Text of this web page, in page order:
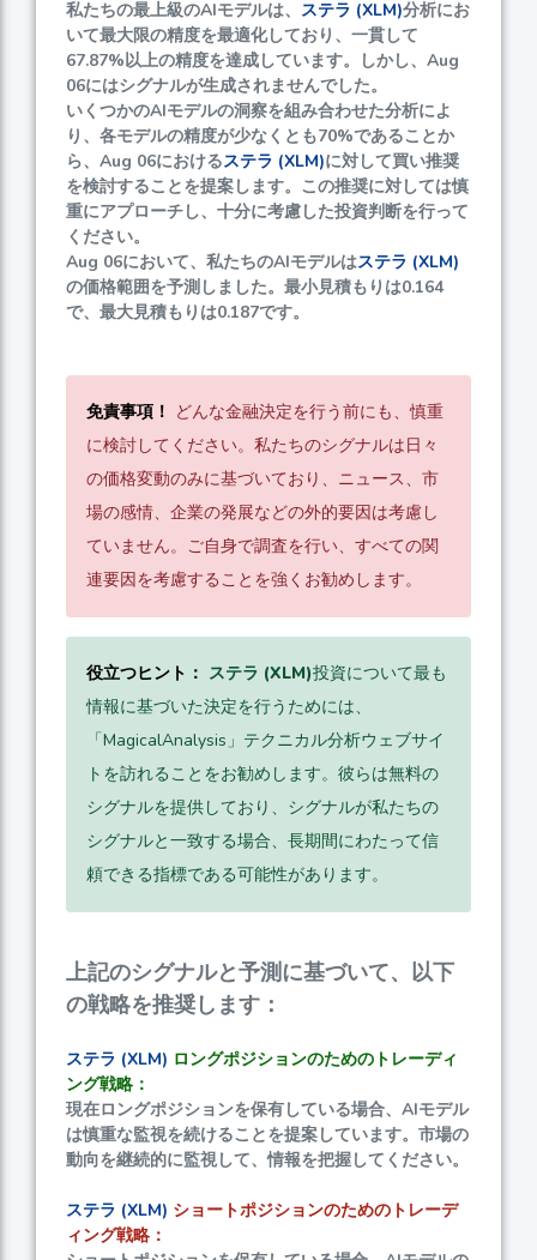
私たちの最上級のAIモデルは、 ステラ (XLM)分析にお
いて最大限の精度を最適化しており、一貫して
67.87%以上の精度を達成しています。しかし、Aug
06にはシグナルが生成されませんでした。
いくつかのAIモデルの洞察を組み合わせた分析によ
り、各モデルの精度が少なくとも70%であることか
ら、Aug 06におけるステラ (XLM)に対して買い推奨
を検討することを提案します。この推奨に対しては慎
重にアプローチし、十分に考慮した投資判断を行って
ください。
Aug 06において、私たちのAIモデルはステラ (XLM)
の価格範囲を予測しました。最小見積もりは0.164
で、最大見積もりは0.187です。
免責事項！ どんな金融決定を行う前にも、慎重
に検討してください。私たちのシグナルは日々
の価格変動のみに基づいており、ニュース、市
場の感情、企業の発展などの外的要因は考慮し
ていません。ご自身で調査を行い、すべての関
連要因を考慮することを強くお勧めします。
役立つヒント： ステラ (XLM)投資について最も
情報に基づいた決定を行うためには、
「MagicalAnalysis」テクニカル分析ウェブサイ
トを訪れることをお勧めします。彼らは無料の
シグナルを提供しており、シグナルが私たちの
シグナルと一致する場合、長期間にわたって信
頼できる指標である可能性があります。
上記のシグナルと予測に基づいて、以下
の戦略を推奨します：
ステラ (XLM) ロングポジションのためのトレーディ
ング戦略：
現在ロングポジションを保有している場合、AIモデル
は慎重な監視を続けることを提案しています。市場の
動向を継続的に監視して、情報を把握してください。
ステラ (XLM) ショートポジションのためのトレーデ
ィング戦略：